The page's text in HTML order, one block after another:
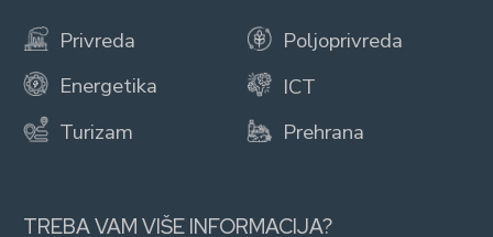
Privreda
Energetika
Turizam
Poljoprivreda
ICT
Prehrana
TREBA VAM VIŠE INFORMACIJA?